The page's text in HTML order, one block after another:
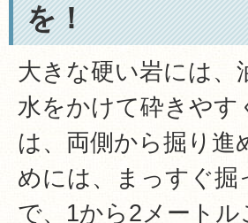
を！
大きな硬い岩には、
水をかけて砕きや
は、両側から掘り
めには、まっすぐ
で、1から2メート